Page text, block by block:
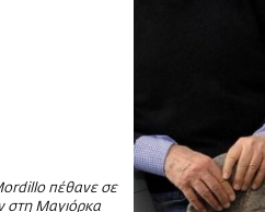
πέθανε σε
στη Μαγιόρκα